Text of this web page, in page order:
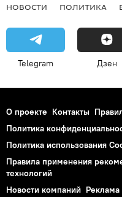
НОВОСТИ ПОЛИТИКА
Telegram Дзен
О проекте Контакты
Политика
Политика использования
Правила применения
технологий
Новости компаний Реклама